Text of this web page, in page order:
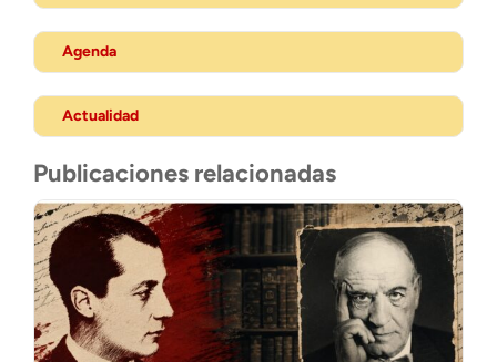
Agenda
Actualidad
Publicaciones relacionadas